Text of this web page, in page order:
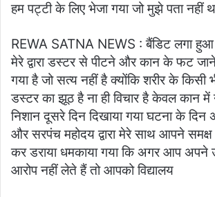
हम पट्टी के लिए भेजा गया जो मुझे पता नहीं
REWA SATNA NEWS : बैंडिट लगा हुआ
मेरे द्वारा डस्टर से पीटने और कान के फट
गया है जो सत्य नहीं है क्योंकि शरीर के किसी
डस्टर का झूठ है ना ही विचार है केवल कान
निशान दूसरे दिन दिखाया गया घटना के दिन
और सरपंच महोदय द्वारा मेरे साथ आपने
कर डराया धमकाया गया कि अगर आप अपने
आरोप नहीं लेते हैं तो आपको विद्यालय